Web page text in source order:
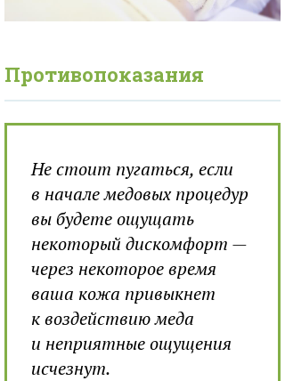
Противопоказания
Не стоит пугаться, если
в начале медовых процедур
вы будете ощущать
некоторый дискомфорт —
через некоторое время
ваша кожа привыкнет
к воздействию меда
и неприятные ощущения
исчезнут.